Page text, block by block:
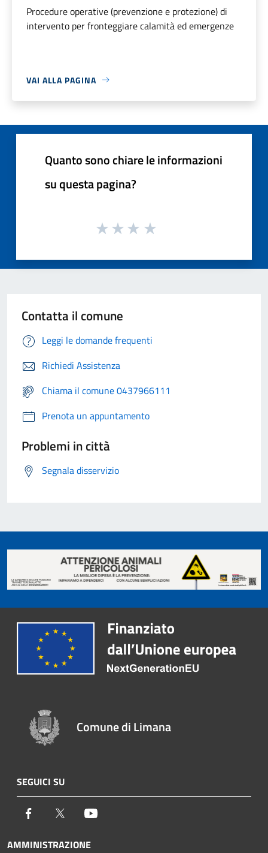
Procedure operative (prevenzione e protezione) di
intervento per fronteggiare calamità ed emergenze
VAI ALLA PAGINA
Quanto sono chiare le informazioni
su questa pagina?
Contatta il comune
Leggi le domande frequenti
Richiedi Assistenza
Chiama il comune 0437966111
Prenota un appuntamento
Problemi in città
Segnala disservizio
Comune di Limana
SEGUICI SU
Facebook Twitter
AMMINISTRAZIONE